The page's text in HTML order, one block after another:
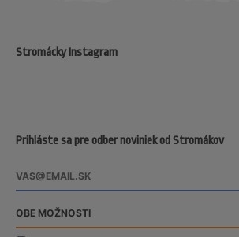
Prihláste sa pre odber noviniek od Stromákov
Stromácky Instagram